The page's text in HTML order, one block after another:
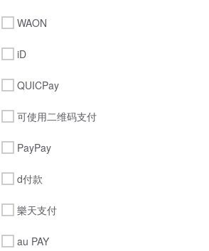
WAON
iD
QUICPay
可使用二维码支付
PayPay
d付款
樂天支付
au PAY